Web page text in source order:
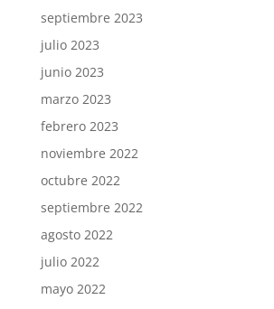
septiembre 2023
julio 2023
junio 2023
marzo 2023
febrero 2023
noviembre 2022
octubre 2022
septiembre 2022
agosto 2022
julio 2022
mayo 2022